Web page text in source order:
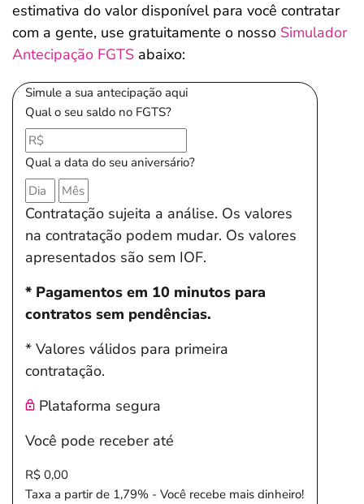
estimativa do valor disponível para você contratar
com a gente, use gratuitamente o nosso Simulador
Antecipação FGTS abaixo:
Simule a sua antecipação aqui
Qual o seu saldo no FGTS?
Qual a data do seu aniversário?
Contratação sujeita a análise. Os valores
na contratação podem mudar. Os valores
apresentados são sem IOF.
* Pagamentos em 10 minutos para
contratos sem pendências.
* Valores válidos para primeira
contratação.
Plataforma segura
Você pode receber até
R$ 0,00
Taxa a partir de 1,79% - Você recebe mais dinheiro!